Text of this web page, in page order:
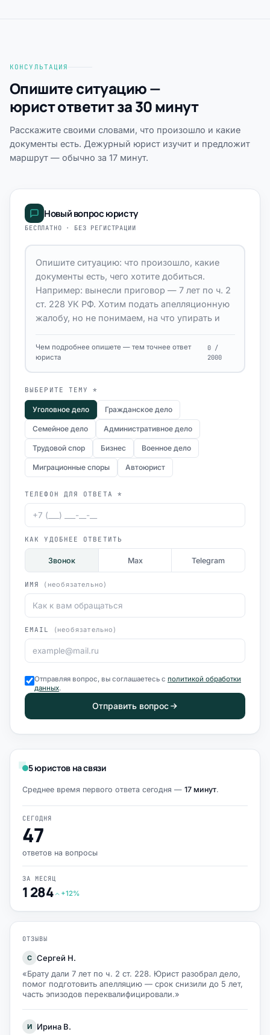
КОНСУЛЬТАЦИЯ
Опишите ситуацию —
юрист ответит за 30 минут
Расскажите своими словами, что произошло и какие
документы есть. Дежурный юрист изучит и предложит
маршрут — обычно за 17 минут.
Новый вопрос юристу
БЕСПЛАТНО · БЕЗ РЕГИСТРАЦИИ
Чем подробнее опишете — тем точнее ответ
юриста
0 /
2000
ВЫБЕРИТЕ ТЕМУ *
Уголовное дело Гражданское дело
Семейное дело Административное дело
Трудовой спор Бизнес Военное дело
Миграционные споры Автоюрист
ТЕЛЕФОН ДЛЯ ОТВЕТА *
КАК УДОБНЕЕ ОТВЕТИТЬ
Звонок Max Telegram
ИМЯ (необязательно)
EMAIL (необязательно)
Отправляя вопрос, вы соглашаетесь с политикой обработки
данных.
Отправить вопрос
5 юристов на связи
Среднее время первого ответа сегодня — 17 минут.
СЕГОДНЯ
47
ответов на вопросы
ЗА МЕСЯЦ
1 284 +12%
ОТЗЫВЫ
С Сергей Н.
«Брату дали 7 лет по ч. 2 ст. 228. Юрист разобрал дело,
помог подготовить апелляцию — срок снизили до 5 лет,
часть эпизодов переквалифицировали.»
И
Ирина В.